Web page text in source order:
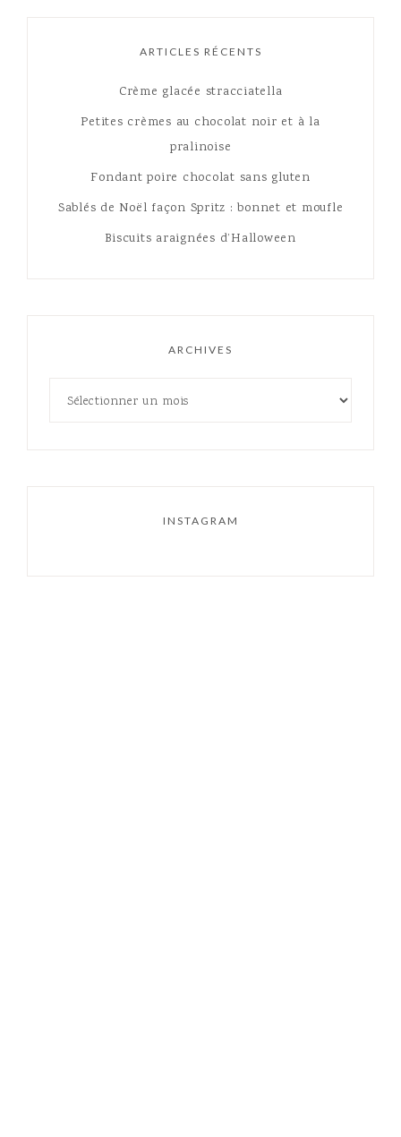
ARTICLES RÉCENTS
Crème glacée stracciatella
Petites crèmes au chocolat noir et à la
pralinoise
Fondant poire chocolat sans gluten
Sablés de Noël façon Spritz : bonnet et moufle
Biscuits araignées d’Halloween
ARCHIVES
INSTAGRAM